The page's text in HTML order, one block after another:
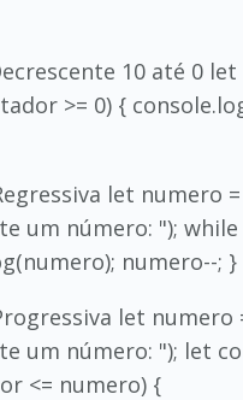
10 até 0
>= 0) {
let numero =
um número: "); while
numero--; }
let numero
um número: "); let
<= numero) {